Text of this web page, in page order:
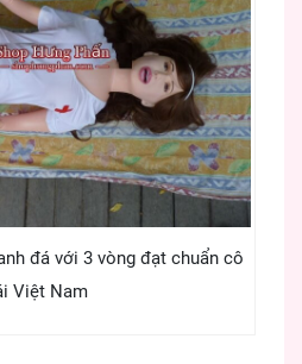
đá với 3 vòng đạt chuẩn cô
Việt Nam